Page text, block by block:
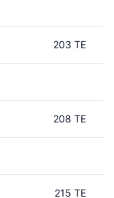
203 TE
208 TE
215 TE